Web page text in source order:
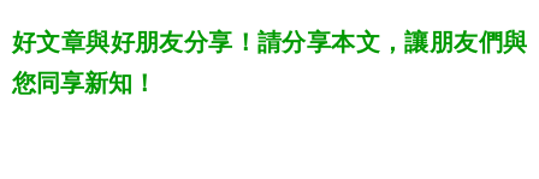
好文章與好朋友分享！請分享本文，讓朋友們與
您同享新知！